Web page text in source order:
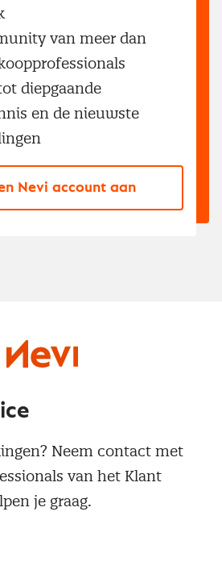
van meer dan
diepgaande
en de nieuwste
Nevi account aan
Neem contact met
van het Klant
je graag.